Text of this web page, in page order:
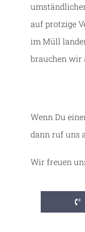
auf protzige
im Müll
brauchen wir
Wenn Du
dann ruf uns
Wir freuen